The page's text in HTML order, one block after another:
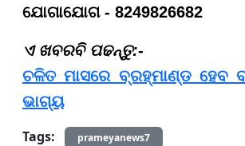
ଯୋଗାଯୋଗ - 8249826682
​​​​​​​ଏ ଖବରବି ପଢନ୍ତୁ:-
ଚଳିତ ମାସରେ ବ୍ରହ୍ମାଣ୍ଡ ହେବ
ଭାଗ୍ୟ
Tags:
prameyanews7